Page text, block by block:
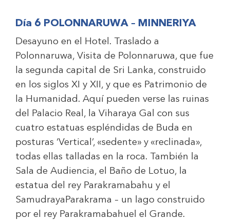
Día 6 POLONNARUWA – MINNERIYA
Desayuno en el Hotel. Traslado a
Polonnaruwa, Visita de Polonnaruwa, que fue
la segunda capital de Sri Lanka, construido
en los siglos XI y XII, y que es Patrimonio de
la Humanidad. Aquí pueden verse las ruinas
del Palacio Real, la Viharaya Gal con sus
cuatro estatuas espléndidas de Buda en
posturas ‘Vertical’, «sedente» y «reclinada»,
todas ellas talladas en la roca. También la
Sala de Audiencia, el Baño de Lotuo, la
estatua del rey Parakramabahu y el
SamudrayaParakrama – un lago construido
por el rey Parakramabahuel el Grande.